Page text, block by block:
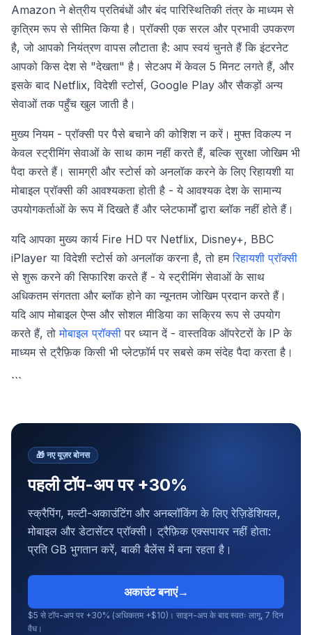
Amazon ने क्षेत्रीय प्रतिबंधों और बंद पारिस्थितिकी तंत्र के माध्यम से
कृत्रिम रूप से सीमित किया है। प्रॉक्सी एक सरल और प्रभावी उपकरण
है, जो आपको नियंत्रण वापस लौटाता है: आप स्वयं चुनते हैं कि इंटरनेट
आपको किस देश से "देखता" है। सेटअप में केवल 5 मिनट लगते हैं, और
इसके बाद Netflix, विदेशी स्टोर्स, Google Play और सैकड़ों अन्य
सेवाओं तक पहुँच खुल जाती है।
मुख्य नियम - प्रॉक्सी पर पैसे बचाने की कोशिश न करें। मुफ्त विकल्प न
केवल स्ट्रीमिंग सेवाओं के साथ काम नहीं करते हैं, बल्कि सुरक्षा जोखिम भी
पैदा करते हैं। सामग्री और स्टोर्स को अनलॉक करने के लिए रिहायशी या
मोबाइल प्रॉक्सी की आवश्यकता होती है - ये आवश्यक देश के सामान्य
उपयोगकर्ताओं के रूप में दिखते हैं और प्लेटफार्मों द्वारा ब्लॉक नहीं होते हैं।
यदि आपका मुख्य कार्य Fire HD पर Netflix, Disney+, BBC
iPlayer या विदेशी स्टोर्स को अनलॉक करना है, तो हमरिहायशी प्रॉक्सी
से शुरू करने की सिफारिश करते हैं - ये स्ट्रीमिंग सेवाओं के साथ
अधिकतम संगतता और ब्लॉक होने का न्यूनतम जोखिम प्रदान करते हैं।
यदि आप मोबाइल ऐप्स और सोशल मीडिया का सक्रिय रूप से उपयोग
करते हैं, तोमोबाइल प्रॉक्सी पर ध्यान दें - वास्तविक ऑपरेटरों के IP के
माध्यम से ट्रैफ़िक किसी भी प्लेटफ़ॉर्म पर सबसे कम संदेह पैदा करता है।
```
🎁 नए यूज़र बोनस
पहली टॉप-अप पर +30%
स्क्रैपिंग, मल्टी-अकाउंटिंग और अनब्लॉकिंग के लिए रेज़िडेंशियल,
मोबाइल और डेटासेंटर प्रॉक्सी। ट्रैफ़िक एक्सपायर नहीं होता:
प्रति GB भुगतान करें, बाकी बैलेंस में बना रहता है।
अकाउंट बनाएं→
$5 से टॉप-अप पर +30% (अधिकतम +$10)। साइन-अप के बाद स्वतः लागू, 7 दिन
वैध।